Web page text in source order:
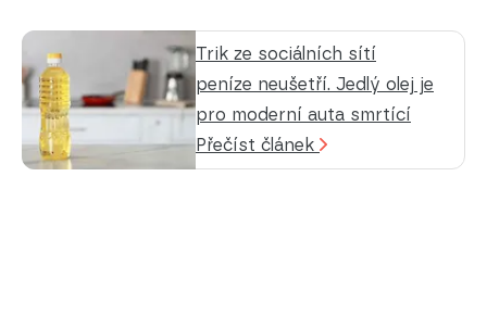
Trik ze sociálních sítí
peníze neušetří. Jedlý olej je
pro moderní auta smrtící
Přečíst článek